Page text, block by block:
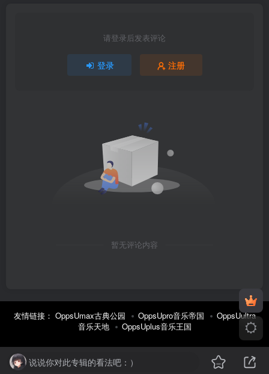
请登录后发表评论
登录 注册
暂无评论内容
友情链接： OppsUmax古典公园 OppsUpro音乐帝国
OppsUultra
音乐天地
OppsUplus音乐王国
说说你对此专辑的看法吧：）